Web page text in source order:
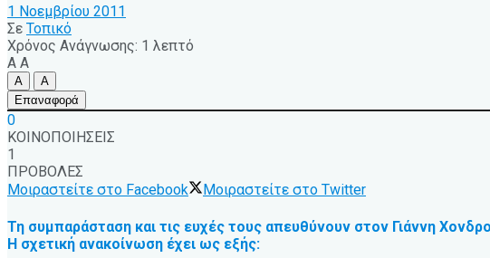
1 Νοεμβρίου 2011
Σε Τοπικό
Χρόνος Ανάγνωσης: 1 λεπτό
A A
A
A
Επαναφορά
0
ΚΟΙΝΟΠΟΙΗΣΕΙΣ
1
ΠΡΟΒΟΛΕΣ
Μοιραστείτε στο Facebook
Μοιραστείτε στο Twitter
Τη συμπαράσταση και τις ευχές τους απευθύνουν στον Γιάννη
Η σχετική ανακοίνωση έχει ως εξής: